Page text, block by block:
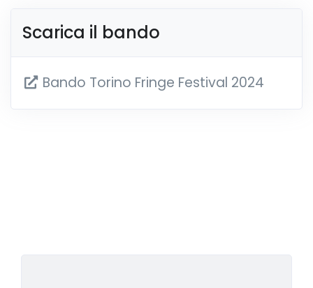
Scarica il bando
Bando Torino Fringe Festival 2024